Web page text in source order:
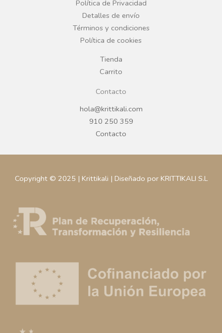
k a
Política de Privacidad
Detalles de envío
Términos y condiciones
Política de cookies
Tienda
Carrito
Contacto
hola@krittikali.com
910 250 359
Contacto
Copyright © 2025 | Krittikali | Diseñado por KRITTIKALI S.L